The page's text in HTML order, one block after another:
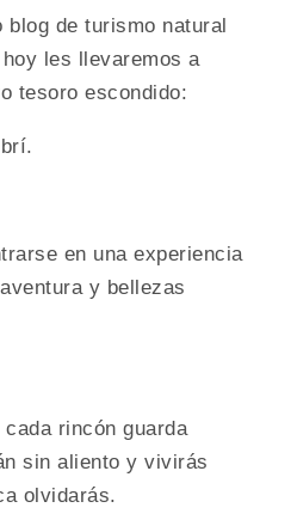
blog de turismo natural
les llevaremos a
tesoro escondido:
en una experiencia
y bellezas
rincón guarda
sin aliento y vivirás
olvidarás.